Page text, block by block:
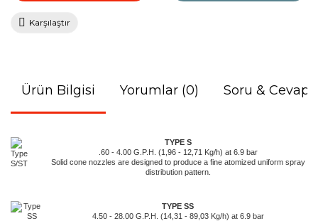
Karşılaştır
Ürün Bilgisi Yorumlar (0) Soru & Cevap
TYPE S
.60 - 4.00 G.P.H. (1,96 - 12,71 Kg/h) at 6.9 bar
Solid cone nozzles are designed to produce a fine atomized uniform spray
distribution pattern.
TYPE SS
4.50 - 28.00 G.P.H. (14,31 - 89,03 Kg/h) at 6.9 bar